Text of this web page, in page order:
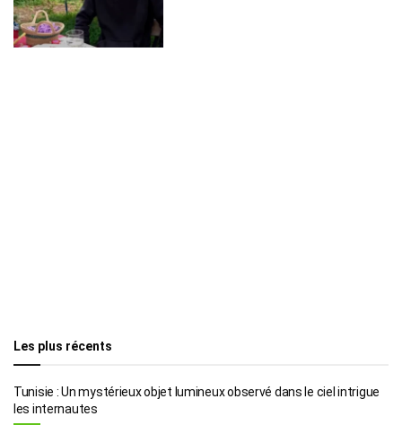
Les plus récents
Tunisie : Un mystérieux objet lumineux observé dans le ciel intrigue
les internautes